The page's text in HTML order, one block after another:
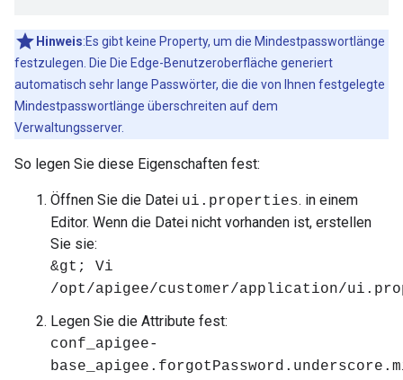
Hinweis:Es gibt keine Property, um die Mindestpasswortlänge
festzulegen. Die Die Edge-Benutzeroberfläche generiert
automatisch sehr lange Passwörter, die die von Ihnen festgelegte
Mindestpasswortlänge überschreiten auf dem
Verwaltungsserver.
So legen Sie diese Eigenschaften fest:
Öffnen Sie die Datei ui.properties. in einem
Editor. Wenn die Datei nicht vorhanden ist, erstellen
Sie sie:
&gt; Vi
/opt/apigee/customer/application/
Legen Sie die Attribute fest:
conf_apigee-